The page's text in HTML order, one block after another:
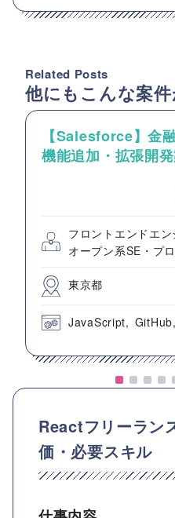
Related Posts
他にもこんな案
【Salesforce】金
機能追加・拡張開
フロントエンドエン
オープン系SE・プ
東京都
JavaScript GitHub
Reactフリーラン
価・必要スキル